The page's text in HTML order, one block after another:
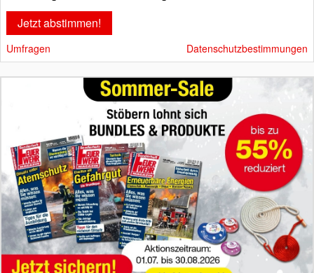
Umfragen Datenschutzbestimmungen